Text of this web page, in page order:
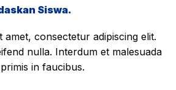
Siswa.
amet, consectetur adipiscing elit.
nulla. Interdum et malesuada
in faucibus.